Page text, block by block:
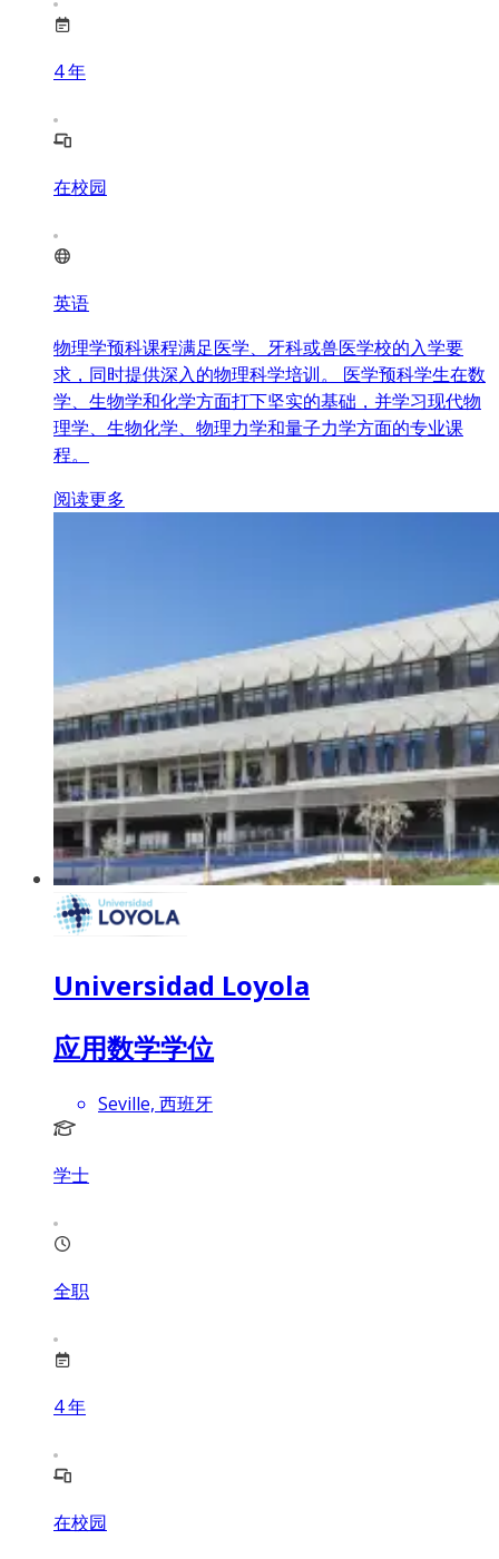
4年
在校园
英语
物理学预科课程满足医学、牙科或兽医学校的入学要
求，同时提供深入的物理科学培训。 医学预科学生在数
学、生物学和化学方面打下坚实的基础，并学习现代物
理学、生物化学、物理力学和量子力学方面的专业课
程。
阅读更多
Universidad Loyola
应用数学学位
Seville, 西班牙
学士
全职
4年
在校园